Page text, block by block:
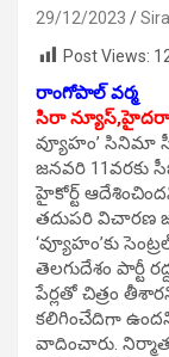
29/12/2023
Post Views:
రాంగోపాల్ వర్మ
సిరా
వ్యూహం’ సినిమా
జనవరి 11వరకు
హైకోర్ట్
తదుపరి విచారణ
‘వ్యూహం’కు
తెలగుదేశం పార్టీ
పేర్లతో చిత్రం
కలిగించేదిగా
వాదించారు.